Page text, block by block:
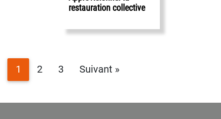
restauration collective
1 2 3 Suivant »